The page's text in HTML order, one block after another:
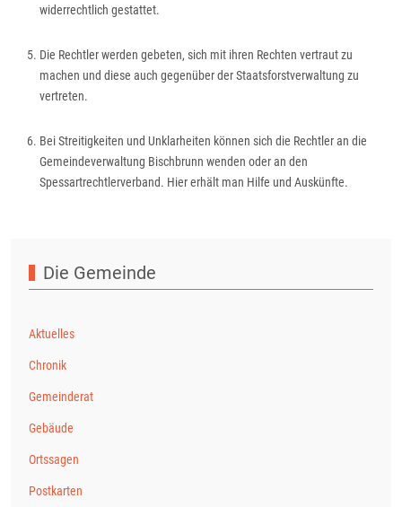
widerrechtlich gestattet.
Die Rechtler werden gebeten, sich mit ihren Rechten vertraut zu
machen und diese auch gegenüber der Staatsforstverwaltung zu
vertreten.
Bei Streitigkeiten und Unklarheiten können sich die Rechtler an die
Gemeindeverwaltung Bischbrunn wenden oder an den
Spessartrechtlerverband. Hier erhält man Hilfe und Auskünfte.
Die Gemeinde
Aktuelles
Chronik
Gemeinderat
Gebäude
Ortssagen
Postkarten